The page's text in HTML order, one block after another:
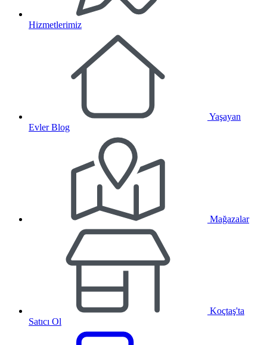
Hizmetlerimiz
Yaşayan
Evler Blog
Mağazalar
Koçtaş'ta
Satıcı Ol